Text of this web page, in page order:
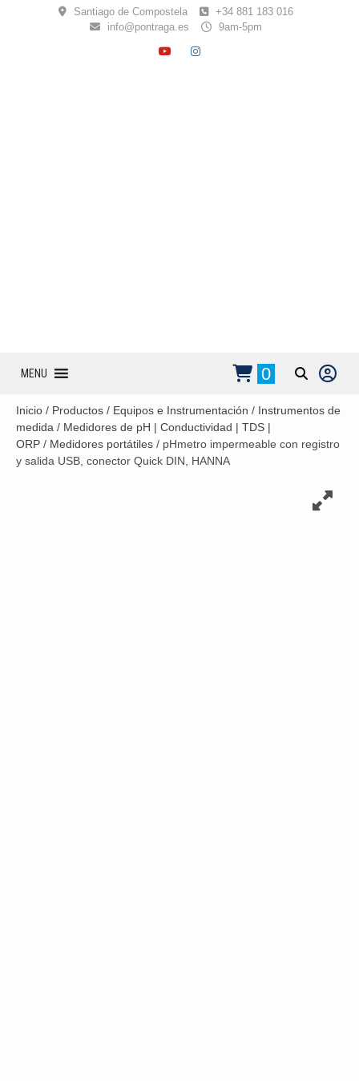
Santiago de Compostela
+34 881 183 016
info@pontraga.es
9am-5pm
YOUTUBE
INSTAGRAM
MENU 0
Inicio / Productos / Equipos e Instrumentación / Instrumentos de
medida / Medidores de pH | Conductividad | TDS |
ORP / Medidores portátiles / pHmetro impermeable con registro
y salida USB, conector Quick DIN, HANNA